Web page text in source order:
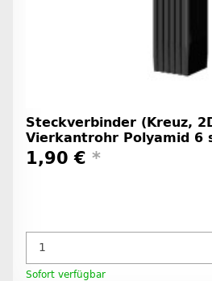
Steckverbinder (Kreuz,
Vierkantrohr Polyamid 6
1,90 € *
Sofort verfügbar